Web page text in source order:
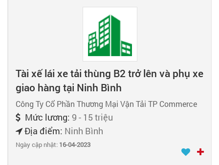
Tài xế lái xe tải thùng B2 trở lên và phụ xe
giao hàng tại Ninh Bình
Công Ty Cổ Phần Thương Mại Vận Tải TP Commerce
Mức lương: 9 - 15 triệu
Địa điểm: Ninh Bình
Ngày cập nhật: 16-04-2023